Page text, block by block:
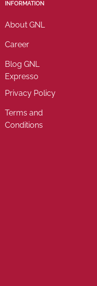
INFORMATION
About GNL
Career
Blog GNL
Expresso
Privacy Policy
Terms and
Conditions